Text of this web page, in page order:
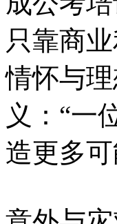
只靠商
情怀与
义：“一
造更多